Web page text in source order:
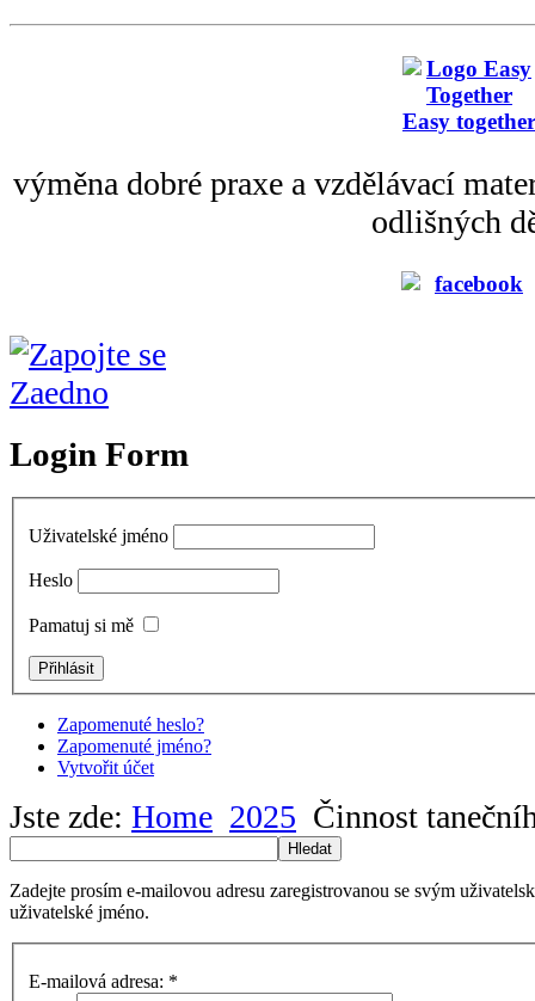
Easy together
výměna dobré praxe a vzdělávací
odlišných
Login Form
Uživatelské jméno
Heslo
Pamatuj si mě
Zapomenuté heslo?
Zapomenuté jméno?
Vytvořit účet
Jste zde: Home 2025 Činnost
Hledat
Zadejte prosím e-mailovou adresu zaregistrovanou se svým
uživatelské jméno.
E-mailová adresa: *